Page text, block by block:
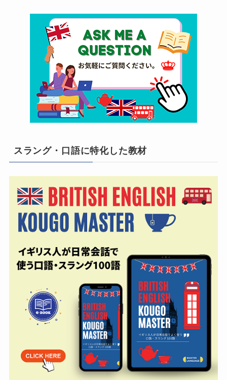
スラング・口語に特化した教材